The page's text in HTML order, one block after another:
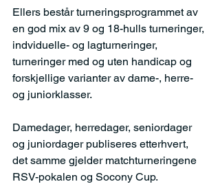
Ellers består turneringsprogrammet av
en god mix av 9 og 18-hulls turneringer,
indviduelle- og lagturneringer,
turneringer med og uten handicap og
forskjellige varianter av dame-, herre-
og juniorklasser.
Damedager, herredager, seniordager
og juniordager publiseres etterhvert,
det samme gjelder matchturneringene
RSV-pokalen og Socony Cup.